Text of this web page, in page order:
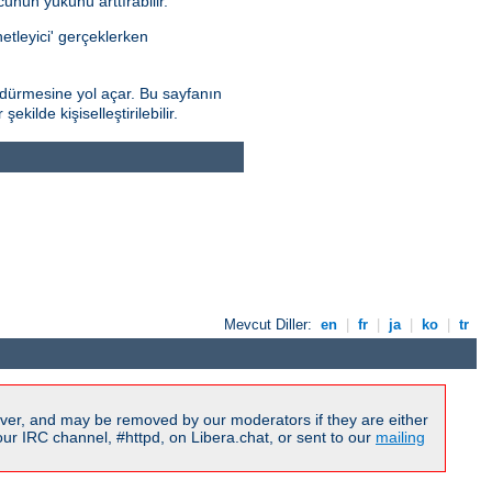
gerçeklerken
yol açar. Bu sayfanın
şekilde kişiselleştirilebilir.
Mevcut Diller: en fr ja ko tr
and may be removed by our moderators if they are either
IRC channel, #httpd, on Libera.chat, or sent to our mailing